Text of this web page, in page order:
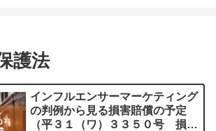
護法
インフルエンサーマーケティング
の判例から見る損害賠償の予定
（平３１（ワ）３３５０号 損害